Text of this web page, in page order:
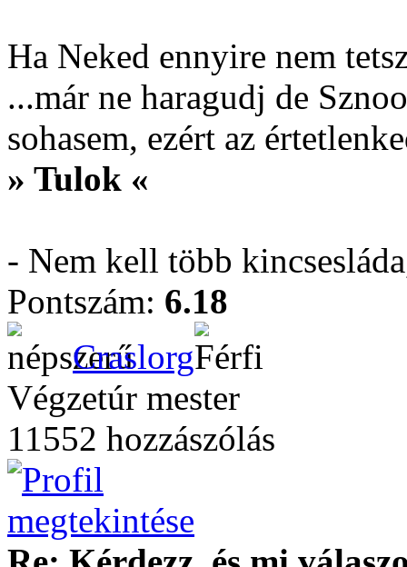
Ha Neked ennyire nem
...már ne haragudj de
sohasem, ezért az
» Tulok «
- Nem kell több
Pontszám: 6.18
Craslorg
Végzetúr mester
11552 hozzászólás